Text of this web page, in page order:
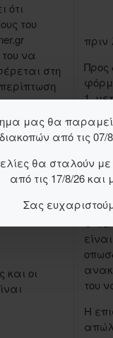
μας θα
από τις 07/
θα σταλούν με
από τις 17/8/26 και
Σας
ότι
του
να
στη
της
σας, τα
και οι
πριν
Προς
1,
Μετά
Πριν
Ο
του
Η